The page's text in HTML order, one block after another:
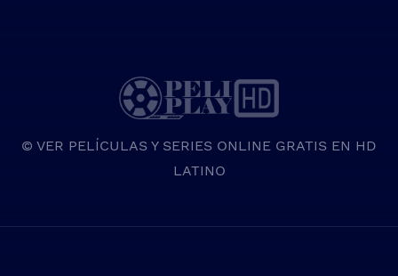
© VER PELÍCULAS Y SERIES ONLINE GRATIS EN HD
LATINO